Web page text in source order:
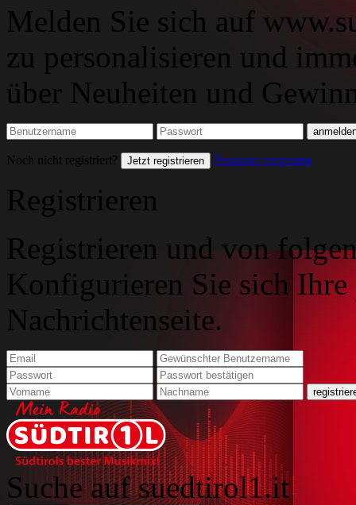
Melden Sie sich auf
zu personalisieren und
über Neuheiten und
Noch nicht registriert? Jetzt registrieren Passwort vergessen
Registrieren
Registrieren und von
Konfigurieren Sie sich
Nachrichtenseite.
Suche auf suedtirol1.it